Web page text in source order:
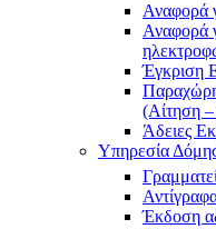
Αναφορά
Αναφορά
Έγκριση
(Αίτηση –
Άδειες
Υπηρεσία
Έκδοση